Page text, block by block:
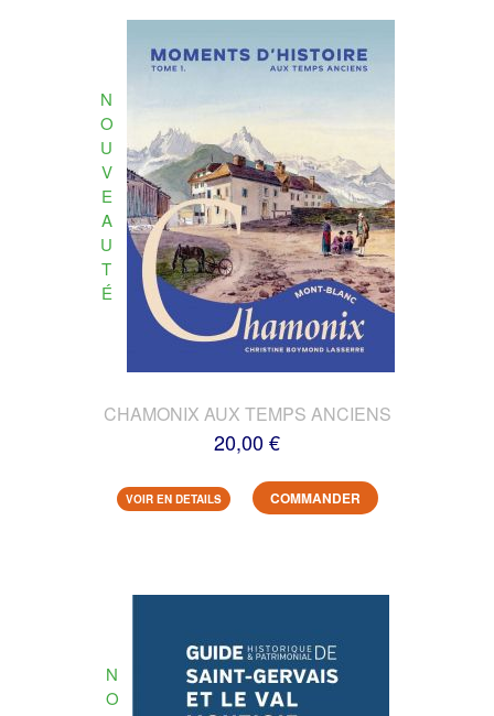
N
O
U
V
E
A
U
T
É
CHAMONIX AUX TEMPS ANCIENS
20,00 €
VOIR EN DETAILS COMMANDER
N
O